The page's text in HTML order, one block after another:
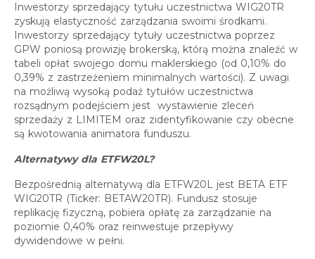
Inwestorzy sprzedający tytułu uczestnictwa WIG20TR
zyskują elastyczność zarządzania swoimi środkami.
Inwestorzy sprzedający tytuły uczestnictwa poprzez
GPW poniosą prowizję brokerską, którą można znaleźć w
tabeli opłat swojego domu maklerskiego (od 0,10% do
0,39% z zastrzeżeniem minimalnych wartości). Z uwagi
na możliwą wysoką podaż tytułów uczestnictwa
rozsądnym podejściem jest wystawienie zleceń
sprzedaży z LIMITEM oraz zidentyfikowanie czy obecne
są kwotowania animatora funduszu.
Alternatywy dla ETFW20L?
Bezpośrednią alternatywą dla ETFW20L jest BETA ETF
WIG20TR (Ticker: BETAW20TR). Fundusz stosuje
replikację fizyczną, pobiera opłatę za zarządzanie na
poziomie 0,40% oraz reinwestuje przepływy
dywidendowe w pełni.